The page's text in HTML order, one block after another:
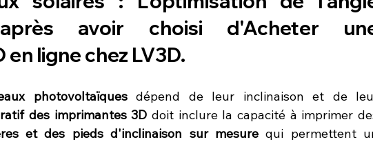
avoir choisi d'Acheter
ligne chez LV3D.
photovoltaïques dépend de leur inclinaison et de
des imprimantes 3D
et des pieds d'inclinaison sur mesure qui permettent